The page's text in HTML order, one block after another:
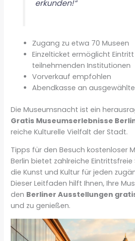
erkunden!“
Zugang zu etwa 70 Museen
Einzelticket ermöglicht
teilnehmenden Institutionen
Vorverkauf empfohlen
Abendkasse an
Die Museumsnacht ist ein
Gratis Museumserlebnisse
reiche Kulturelle Vielfalt der Stadt.
Tipps für den Besuch kostenloser
Berlin bietet zahlreiche
die Kunst und Kultur für jeden
Dieser Leitfaden hilft Ihnen, Ihre
den Berliner Ausstellungen
und zu genießen.